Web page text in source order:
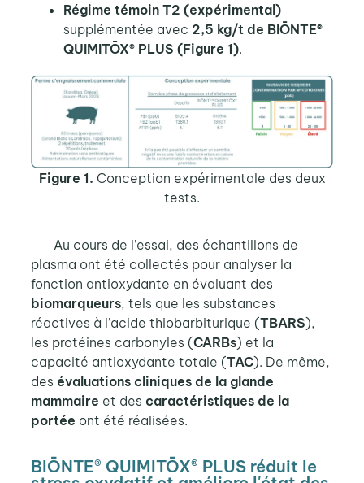
Régime témoin T2 (expérimental)
supplémentée avec 2,5 kg/t de BIŌNTE®
QUIMITŌX® PLUS (Figure 1).
Figure 1. Conception expérimentale des deux
tests.
Au cours de l’essai, des échantillons de
plasma ont été collectés pour analyser la
fonction antioxydante en évaluant des
biomarqueurs, tels que les substances
réactives à l’acide thiobarbiturique (TBARS),
les protéines carbonyles (CARBs) et la
capacité antioxydante totale (TAC). De même,
des évaluations cliniques de la glande
mammaire et des caractéristiques de la
portée ont été réalisées.
BIŌNTE® QUIMITŌX® PLUS réduit le